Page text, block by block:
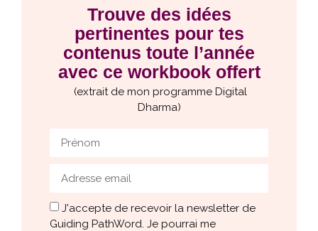
Trouve des idées
pertinentes pour tes
contenus toute l’année
avec ce workbook offert
(extrait de mon programme Digital
Dharma)
J'accepte de recevoir la newsletter de
Guiding PathWord. Je pourrai me